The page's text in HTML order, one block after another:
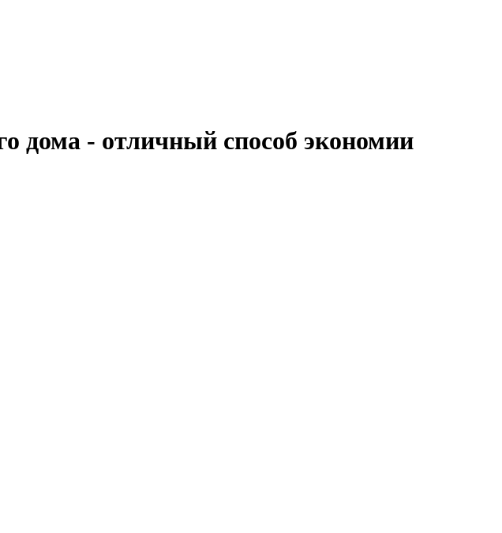
дома - отличный способ экономии